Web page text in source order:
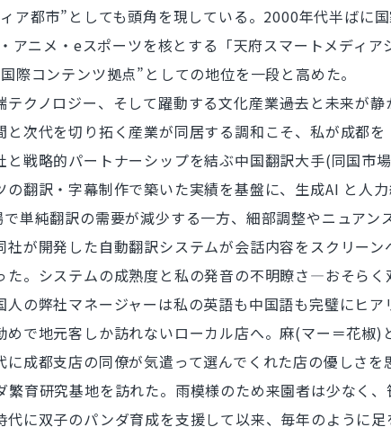
ア都市”としても頭角を現している。2000年代半ばに
アニメ・eスポーツを核とする「天府スマートメディ
際コンテンツ拠点”としての地位を一段と高めた。
クノロジー、そして躍動する文化産業――過去と未来
次代を切り拓く産業が同居する調和こそ、私が成都を
戦略的パートナーシップを結ぶ中国翻訳大手(同国市
の翻訳・字幕制作で築いた実績を基盤に、生成AI と人
単純翻訳の需要が減少する一方、細部調整やニュアン
が開発した自動翻訳システムが会話内容をスクリー
た。システムの成熟度と私の発音の不明瞭さ―おそら
の弊社マネージャーは私の英語も中国語も完璧にヒア
で地元客しか訪れないローカル店へ。麻(マー＝花椒
に成都支店の同僚が気遣って選んでくれた店の優しさを
育研究基地を訪れた。雨模様のため来園者は少なく
代に双子のパンダ育成を支援して以来、毎年のように